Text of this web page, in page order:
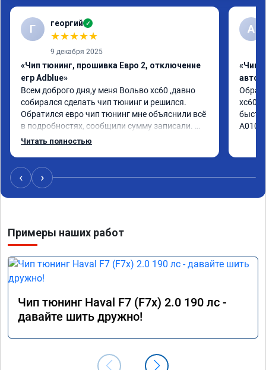
Г георгий ✓
★★★★★
9 декабря 2025
«Чип тюнинг, прошивка Евро 2, отключение
егр Adblue»
Всем доброго дня,у меня Вольво xc60 ,давно
собирался сделать чип тюнинг и решился.
Обратился евро чип тюнинг мне объяснили всё
в подробностях, сообщили сумму записали.
Приехал в назначенное время 2.5 часа и
своё дело рекомендую 👍
Читать полностью
А
«Чип
xc60
‹ ›
Примеры наших работ
Чип тюнинг Haval F7 (F7x) 2.0 190 лс -
давайте шить дружно!